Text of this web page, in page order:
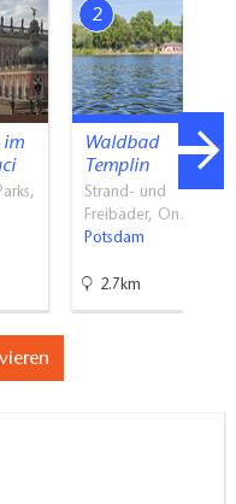
im
2
Waldbad
Templin
Strand- und
Freibäder, On…
Potsdam
2.7km